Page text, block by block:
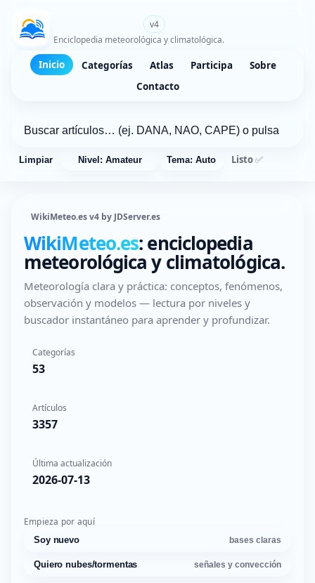
v4
Enciclopedia meteorológica y climatológica.
Inicio Categorías Atlas Participa
Sobre
Contacto
Limpiar Nivel: Amateur Tema: Auto Listo ✅
WikiMeteo.es v4 by JDServer.es
WikiMeteo.es: enciclopedia
meteorológica y climatológica.
Meteorología clara y práctica: conceptos, fenómenos,
observación y modelos — lectura por niveles y
buscador instantáneo para aprender y profundizar.
Categorías
53
Artículos
3357
Última actualización
2026-07-13
Empieza por aquí
Soy nuevo bases claras
Quiero nubes/tormentas señales y convección